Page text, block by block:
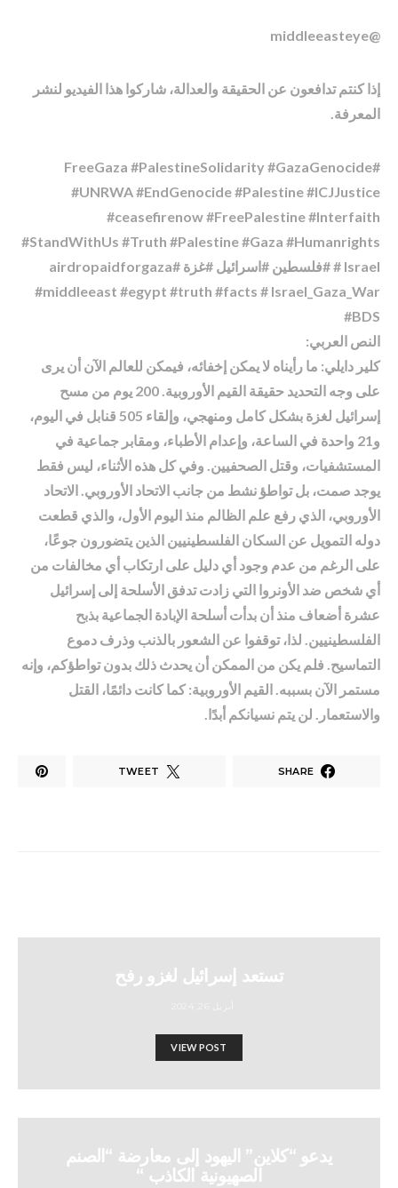
@middleeasteye
إذا كنتم تدافعون عن الحقيقة والعدالة، شاركوا هذا الفيديو لنشر
المعرفة.
#FreeGaza #PalestineSolidarity #GazaGenocide
#UNRWA #EndGenocide #Palestine #ICJJustice
#ceasefirenow #FreePalestine #Interfaith
#StandWithUs #Truth #Palestine #Gaza #Humanrights
# Israel #فلسطين #اسرائیل #غزة #airdropaidforgaza
#middleeast #egypt #truth #facts # Israel_Gaza_War
#BDS
النص العربي:
كلير دايلي: ما رأيناه لا يمكن إخفائه، فيمكن للعالم الآن أن يرى
على وجه التحديد حقيقة القيم الأوروبية. 200 يوم من مسح
إسرائيل لغزة بشكل كامل ومنهجي، وإلقاء 505 قنابل في اليوم،
و21 واحدة في الساعة، وإعدام الأطباء، ومقابر جماعية في
المستشفيات، وقتل الصحفيين. وفي كل هذه الأثناء، ليس فقط
يوجد صمت، بل تواطؤ نشط من جانب الاتحاد الأوروبي. الاتحاد
الأوروبي، الذي رفع علم الظالم منذ اليوم الأول، والذي قطعت
دوله التمويل عن السكان الفلسطينيين الذين يتضورون جوعًا،
على الرغم من عدم وجود أي دليل على ارتكاب أي مخالفات من
أي شخص ضد الأونروا التي زادت تدفق الأسلحة إلى إسرائيل
عشرة أضعاف منذ أن بدأت أسلحة الإبادة الجماعية بذبح
الفلسطينيين. لذا، توقفوا عن الشعور بالذنب وذرف دموع
التماسيح. فلم يكن من الممكن أن يحدث ذلك بدون تواطؤكم، وإنه
مستمر الآن بسببه. القيم الأوروبية: كما كانت دائمًا، القتل
والاستعمار. لن يتم نسيانكم أبدًا.
SHARE
TWEET
تستعد إسرائيل لغزو رفح
VIEW POST
يدعو “كلاين” اليهود إلى معارضة “الصنم
الصهيونية الكاذب “